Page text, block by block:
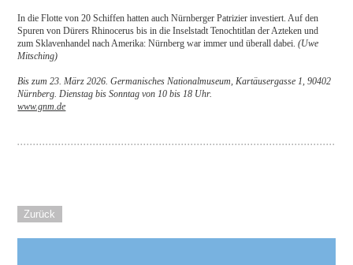
In die Flotte von 20 Schiffen hatten auch Nürnberger Patrizier investiert. Auf den
Spuren von Dürers Rhinocerus bis in die Inselstadt Tenochtitlan der Azteken und
zum Sklavenhandel nach Amerika: Nürnberg war immer und überall dabei.(Uwe
Mitsching)
Bis zum 23. März 2026. Germanisches Nationalmuseum, Kartäusergasse 1, 90402
Nürnberg. Dienstag bis Sonntag von 10 bis 18 Uhr.
www.gnm.de
Zurück